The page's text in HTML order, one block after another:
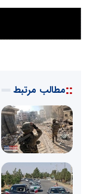
::مطالب مرتبط